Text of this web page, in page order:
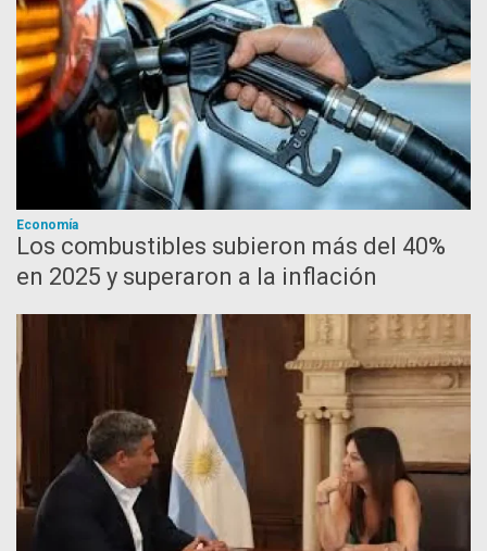
Economía
Los combustibles subieron más del 40%
en 2025 y superaron a la inflación